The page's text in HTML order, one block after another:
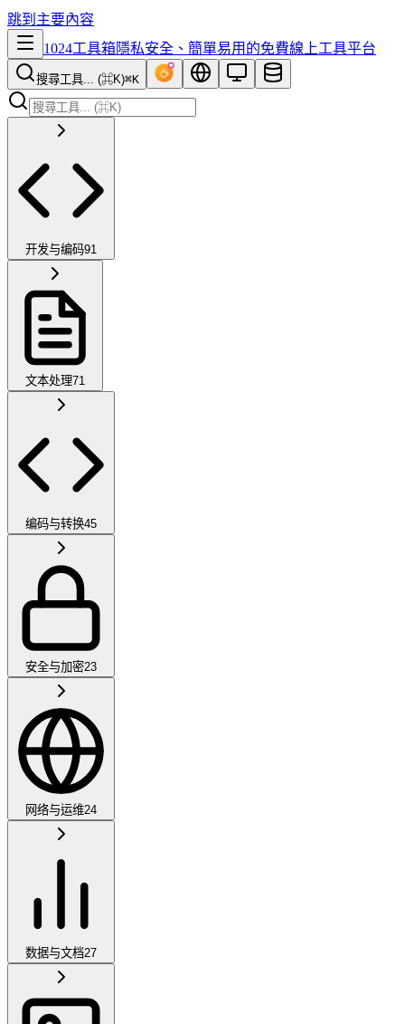
跳到主要內容
1024工具箱隱私安全、簡單易用的免費線上工具平台
搜尋工具... (⌘K)⌘K
开发与编码91
文本处理71
编码与转换45
安全与加密23
网络与运维24
数据与文档27